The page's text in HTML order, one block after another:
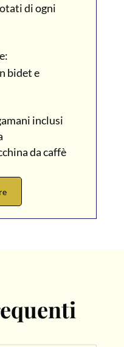
di ogni
bidet e
inclusi
da caffè